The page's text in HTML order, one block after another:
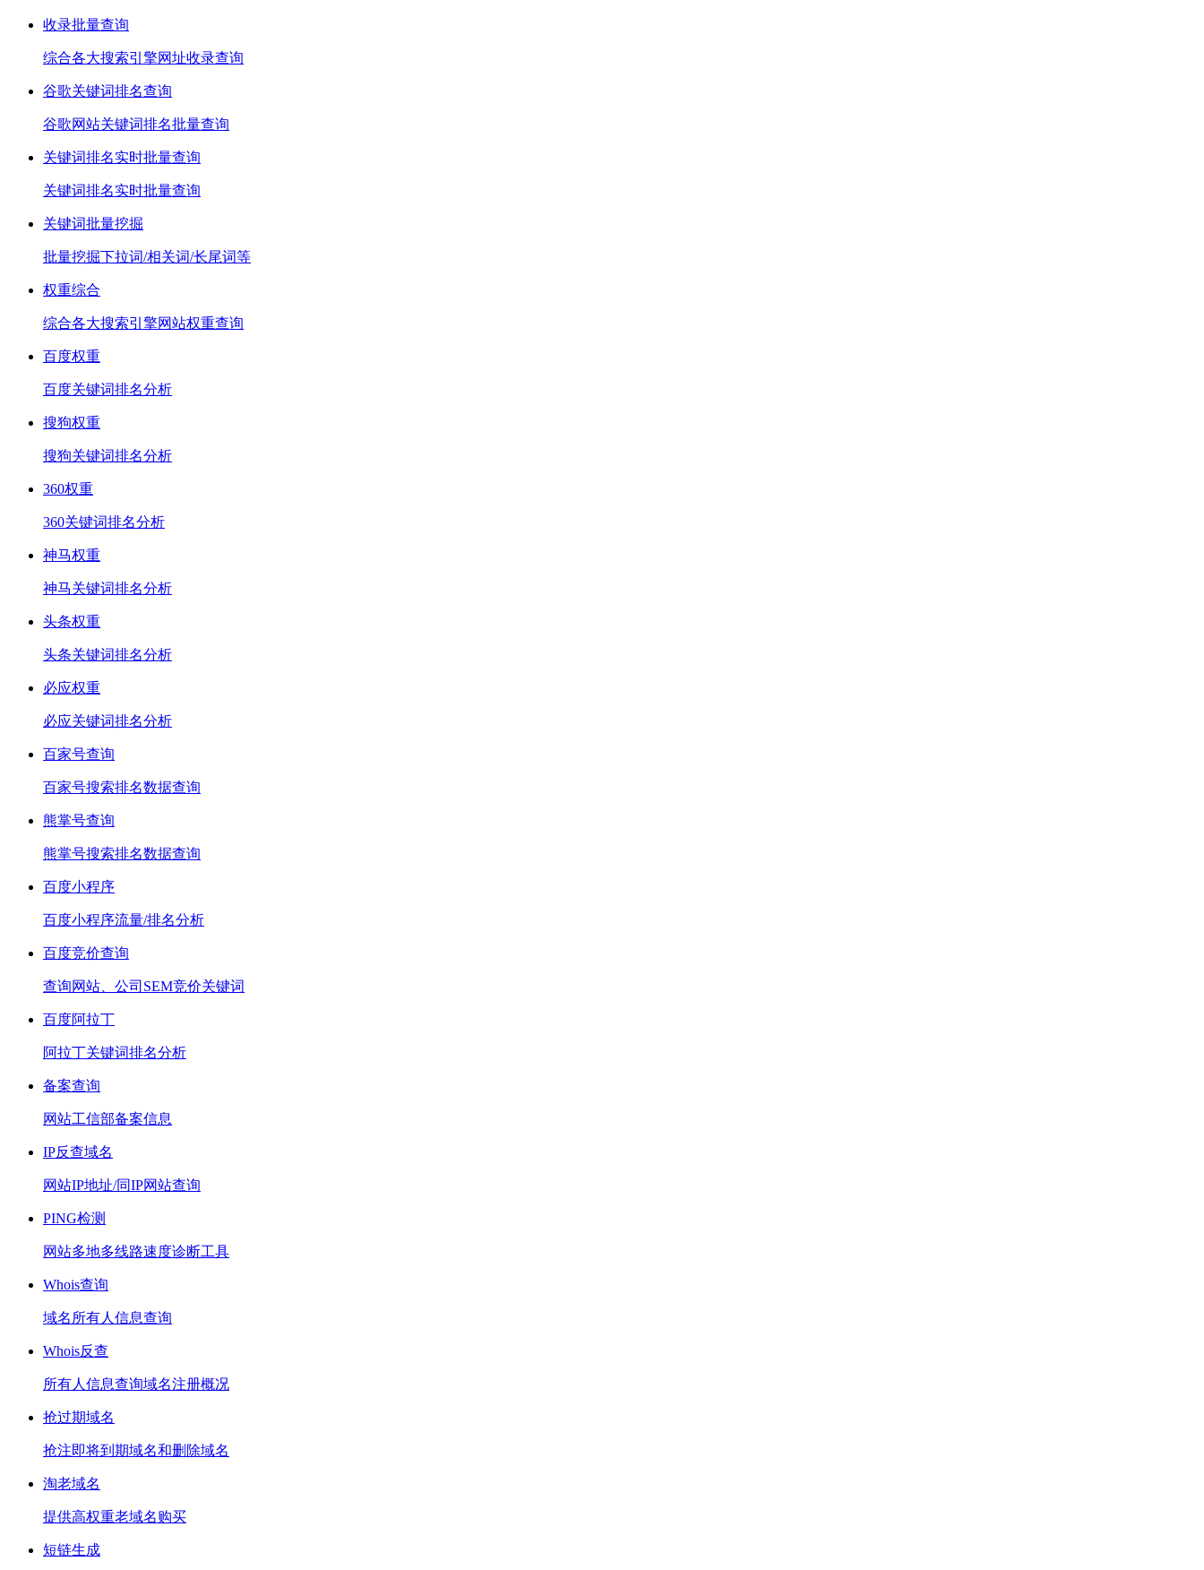
收录批量查询
综合各大搜索引擎网址收录查询
谷歌关键词排名查询
谷歌网站关键词排名批量查询
关键词排名实时批量查询
关键词排名实时批量查询
关键词批量挖掘
批量挖掘下拉词/相关词/长尾词等
权重综合
综合各大搜索引擎网站权重查询
百度权重
百度关键词排名分析
搜狗权重
搜狗关键词排名分析
360权重
360关键词排名分析
神马权重
神马关键词排名分析
头条权重
头条关键词排名分析
必应权重
必应关键词排名分析
百家号查询
百家号搜索排名数据查询
熊掌号查询
熊掌号搜索排名数据查询
百度小程序
百度小程序流量/排名分析
百度竞价查询
查询网站、公司SEM竞价关键词
百度阿拉丁
阿拉丁关键词排名分析
备案查询
网站工信部备案信息
IP反查域名
网站IP地址/同IP网站查询
PING检测
网站多地多线路速度诊断工具
Whois查询
域名所有人信息查询
Whois反查
所有人信息查询域名注册概况
抢过期域名
抢注即将到期域名和删除域名
淘老域名
提供高权重老域名购买
短链生成